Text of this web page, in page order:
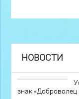
НОВОСТИ
знак «Доброволец